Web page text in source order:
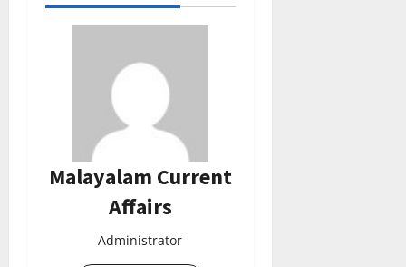
Malayalam Current
Affairs
Administrator